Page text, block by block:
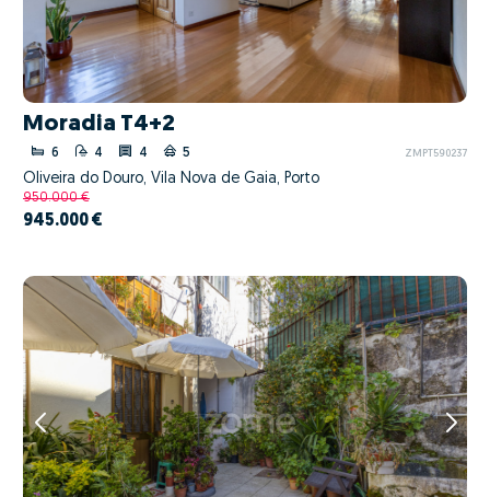
Moradia T4+2
6 4 4 5 ZMPT590237
Oliveira do Douro, Vila Nova de Gaia, Porto
950.000 €
945.000 €